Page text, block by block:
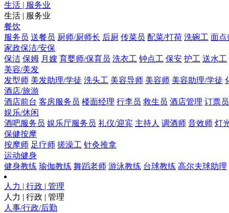
生活 | 服务业
生活 | 服务业
餐饮
服务员 送餐员 厨师/厨师长 后厨 传菜员 配菜/打荷 洗碗工 面点
家政保洁/安保
保洁 保姆 月嫂 育婴师/保育员 洗衣工 钟点工 保安 护工 送水工
美容/美发
发型师 美发助理/学徒 洗头工 美容导师 美容师 美容助理/学徒
酒店/旅游
酒店前台 客房服务员 楼面经理 行李员 救生员 酒店管理 订票员
娱乐/休闲
酒吧服务员 娱乐厅服务员 礼仪/迎宾 主持人 调酒师 音效师 灯
保健按摩
按摩师 足疗师 搓澡工 针灸推拿
运动健身
健身教练 瑜伽教练 舞蹈老师 游泳教练 台球教练 高尔夫球助理
人力 | 行政 | 管理
人力 | 行政 | 管理
人事/行政/后勤